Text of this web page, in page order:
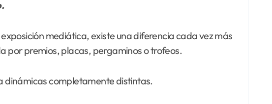
mediática, existe una diferencia cada vez más
por premios, placas, pergaminos o trofeos.
dinámicas completamente distintas.